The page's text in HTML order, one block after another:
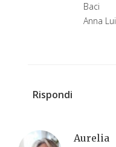
Baci
Anna
Rispondi
Aurelia